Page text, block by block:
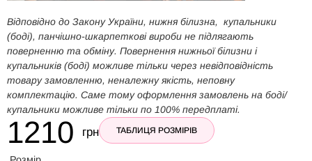
Відповідно до Закону України, нижня білизна, купальники
(боді), панчішно-шкарпеткові вироби не підлягають
поверненню та обміну. Повернення нижньої білизни і
купальників (боді) можливе тільки через невідповідність
товару замовленню, неналежну якість, неповну
комплектацію. Саме тому оформлення замовлень на боді/
купальники можливе тільки по 100% передплаті.
1210 грн ТАБЛИЦЯ РОЗМІРІВ